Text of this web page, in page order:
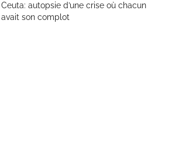
Ceuta: autopsie d’une crise où chacun
avait son complot